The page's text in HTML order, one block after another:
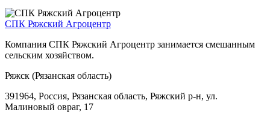
СПК Ряжский Агроцентр
Компания СПК Ряжский Агроцентр занимается смешанным
сельским хозяйством.
Ряжск (Рязанская область)
391964, Россия, Рязанская область, Ряжский р-н, ул.
Малиновый овраг, 17